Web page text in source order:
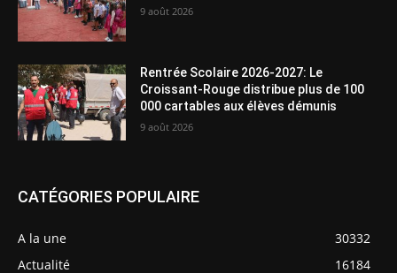
9 août 2026
Rentrée Scolaire 2026-2027: Le
Croissant-Rouge distribue plus de 100
000 cartables aux élèves démunis
9 août 2026
CATÉGORIES POPULAIRE
A la une
30332
Actualité
16184